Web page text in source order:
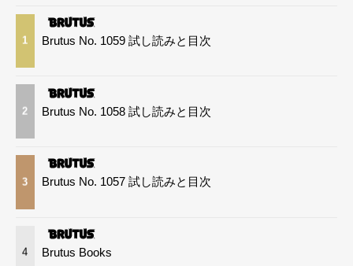
1 Brutus No. 1059 試し読みと目次
2 Brutus No. 1058 試し読みと目次
3 Brutus No. 1057 試し読みと目次
4 Brutus Books